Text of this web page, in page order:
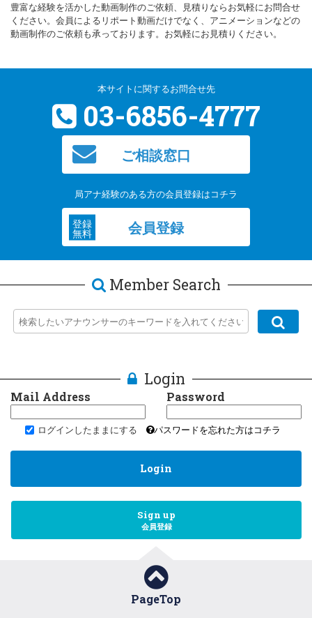
豊富な経験を活かした動画制作のご依頼、見積りならお気軽にお問合せ
ください。会員によるリポート動画だけでなく、アニメーションなどの
動画制作のご依頼も承っております。お気軽にお見積りください。
本サイトに関するお問合せ先
03-6856-4777
ご相談窓口
局アナ経験のある方の会員登録はコチラ
登録
無料 会員登録
Member Search
Login
Mail Address Password
ログインしたままにする パスワードを忘れた方はコチラ
Login
Sign up
会員登録
PageTop